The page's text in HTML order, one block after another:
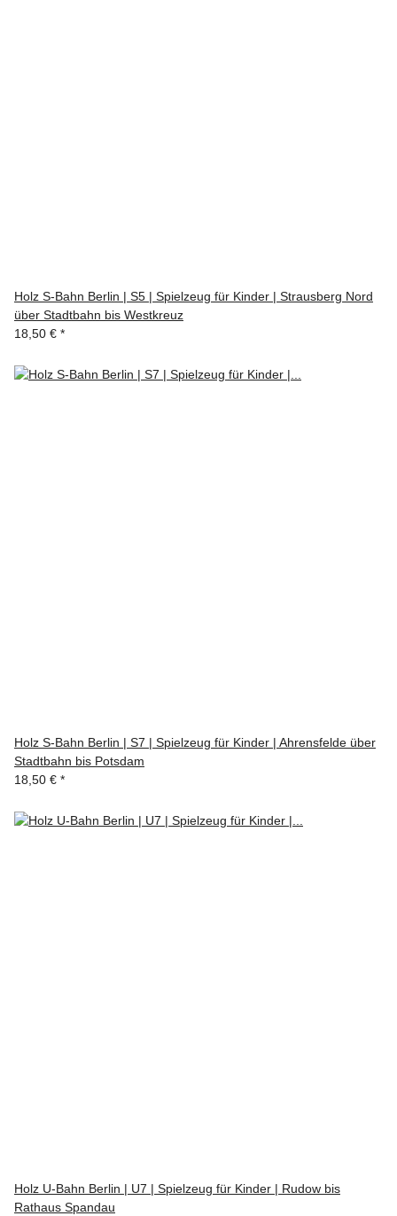
Holz S-Bahn Berlin | S5 | Spielzeug für Kinder | Strausberg Nord
über Stadtbahn bis Westkreuz
18,50 € *
Holz S-Bahn Berlin | S7 | Spielzeug für Kinder | Ahrensfelde über
Stadtbahn bis Potsdam
18,50 € *
Holz U-Bahn Berlin | U7 | Spielzeug für Kinder | Rudow bis
Rathaus Spandau